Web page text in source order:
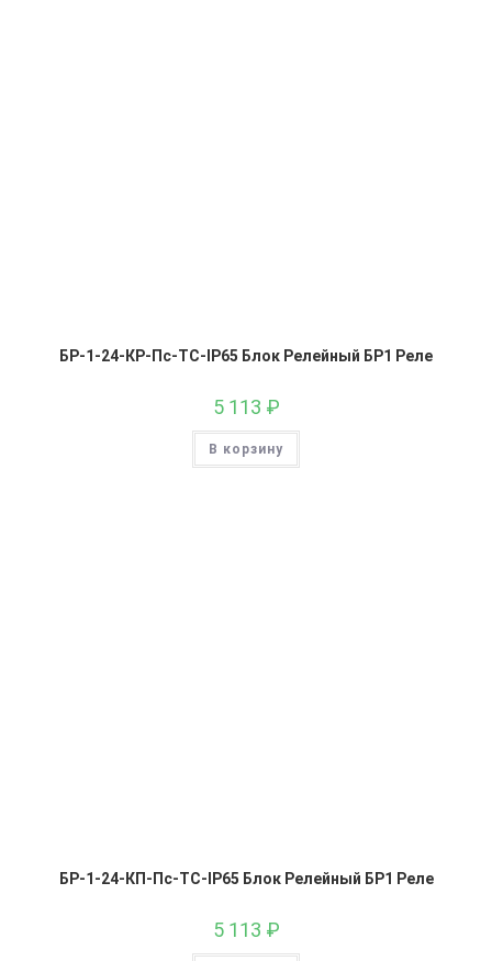
БР-1-24-КР-Пс-ТС-IP65 Блок Релейный БР1 Реле
5 113 ₽
В корзину
БР-1-24-КП-Пс-ТС-IP65 Блок Релейный БР1 Реле
5 113 ₽